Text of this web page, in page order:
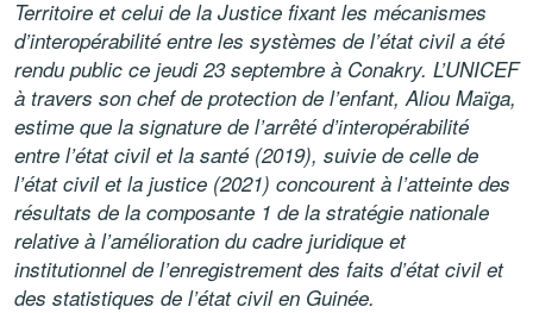
Territoire et celui de la Justice fixant les mécanismes
d’interopérabilité entre les systèmes de l’état civil a été
rendu public ce jeudi 23 septembre à Conakry. L’UNICEF
à travers son chef de protection de l’enfant, Aliou Maïga,
estime que la signature de l’arrêté d’interopérabilité
entre l’état civil et la santé (2019), suivie de celle de
l’état civil et la justice (2021) concourent à l’atteinte des
résultats de la composante 1 de la stratégie nationale
relative à l’amélioration du cadre juridique et
institutionnel de l’enregistrement des faits d’état civil et
des statistiques de l’état civil en Guinée.